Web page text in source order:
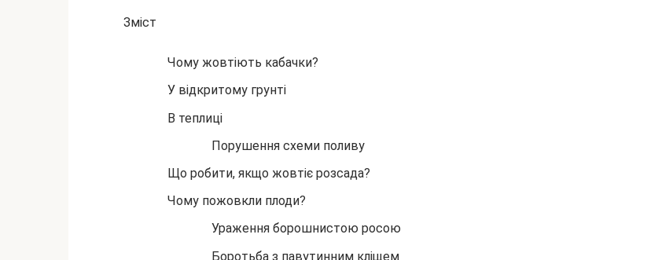
Зміст
Чому жовтіють кабачки?
У відкритому грунті
В теплиці
Порушення схеми поливу
Що робити, якщо жовтіє розсада?
Чому пожовкли плоди?
Ураження борошнистою росою
Боротьба з павутинним кліщем